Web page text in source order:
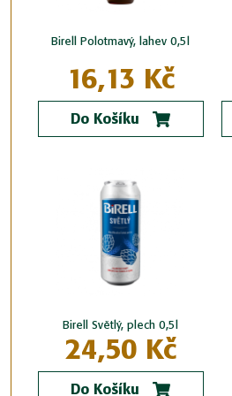
Birell Polotmavý, lahev 0,5l
16,13 Kč
Do Košíku
Birell Světlý, plech 0,5l
24,50 Kč
Do Košíku